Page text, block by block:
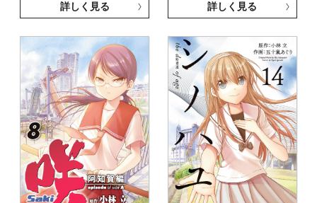
詳しく見る 詳しく見る